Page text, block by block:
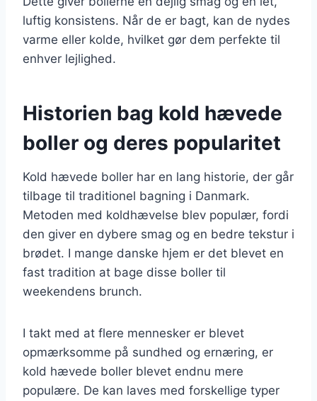
luftig konsistens. Når de er bagt, kan de nydes
varme eller kolde, hvilket gør dem perfekte til
enhver lejlighed.
Historien bag kold hævede
boller og deres popularitet
Kold hævede boller har en lang historie, der går
tilbage til traditionel bagning i Danmark.
Metoden med koldhævelse blev populær, fordi
den giver en dybere smag og en bedre tekstur i
brødet. I mange danske hjem er det blevet en
fast tradition at bage disse boller til
weekendens brunch.
I takt med at flere mennesker er blevet
opmærksomme på sundhed og ernæring, er
kold hævede boller blevet endnu mere
populære. De kan laves med forskellige typer